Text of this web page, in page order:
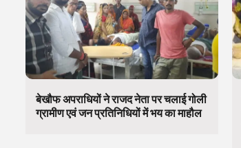
बेखौफ अपराधियों ने राजद नेता पर चलाई गोली
ग्रामीण एवं जन प्रतिनिधियों में भय का माहौल